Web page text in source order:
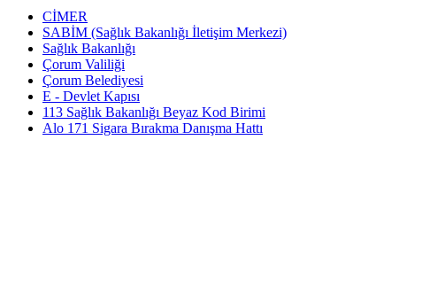
CİMER
SABİM (Sağlık Bakanlığı İletişim Merkezi)
Sağlık Bakanlığı
Çorum Valiliği
Çorum Belediyesi
E - Devlet Kapısı
113 Sağlık Bakanlığı Beyaz Kod Birimi
Alo 171 Sigara Bırakma Danışma Hattı